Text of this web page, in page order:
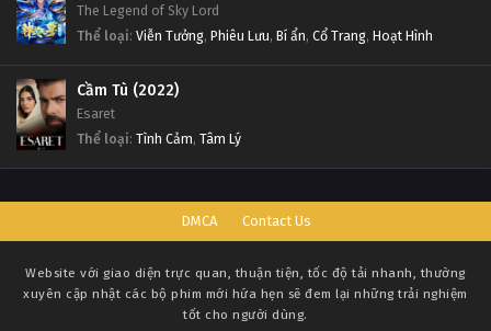
The Legend of Sky Lord
Thể loại: Viễn Tưởng, Phiêu Lưu, Bí ẩn, Cổ Trang, Hoạt Hình
Cầm Tù (2022)
Esaret
Thể loại: Tình Cảm, Tâm Lý
DMCA Contact Us
Website với giao diện trực quan, thuận tiện, tốc độ tải nhanh, thường
xuyên cập nhật các bộ phim mới hứa hẹn sẽ đem lại những trải nghiệm
tốt cho người dùng.